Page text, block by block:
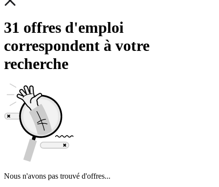
31 offres d'emploi
correspondent à votre
recherche
Nous n'avons pas trouvé d'offres...